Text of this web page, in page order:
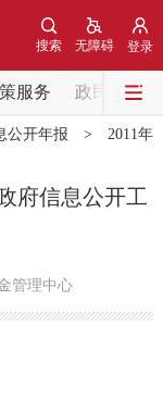
登录
无障碍
搜索
服务 政民互动
中央部委动态
部门动态
公开年报 > 2011年
府信息公开工
管理中心